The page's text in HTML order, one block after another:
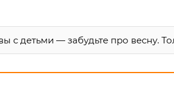
с детьми — забудьте про весну.